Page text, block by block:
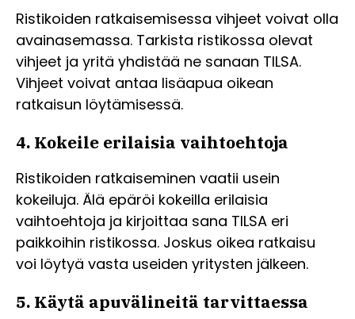
Ristikoiden ratkaisemisessa vihjeet voivat olla
avainasemassa. Tarkista ristikossa olevat
vihjeet ja yritä yhdistää ne sanaan TILSA.
Vihjeet voivat antaa lisäapua oikean
ratkaisun löytämisessä.
4. Kokeile erilaisia vaihtoehtoja
Ristikoiden ratkaiseminen vaatii usein
kokeiluja. Älä epäröi kokeilla erilaisia
vaihtoehtoja ja kirjoittaa sana TILSA eri
paikkoihin ristikossa. Joskus oikea ratkaisu
voi löytyä vasta useiden yritysten jälkeen.
5. Käytä apuvälineitä tarvittaessa